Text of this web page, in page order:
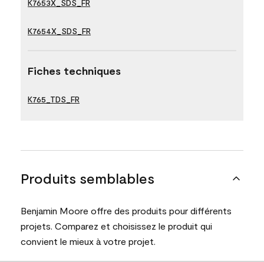
K7653X_SDS_FR
K7654X_SDS_FR
Fiches techniques
K765_TDS_FR
Produits semblables
Benjamin Moore offre des produits pour différents
projets. Comparez et choisissez le produit qui
convient le mieux à votre projet.